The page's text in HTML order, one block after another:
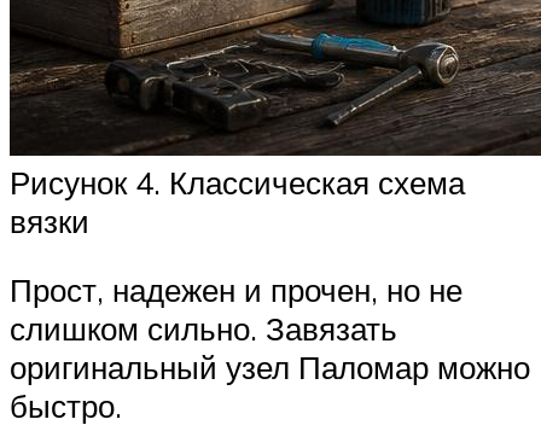
Рисунок 4. Классическая схема
вязки
Прост, надежен и прочен, но не
слишком сильно. Завязать
оригинальный узел Паломар можно
быстро.